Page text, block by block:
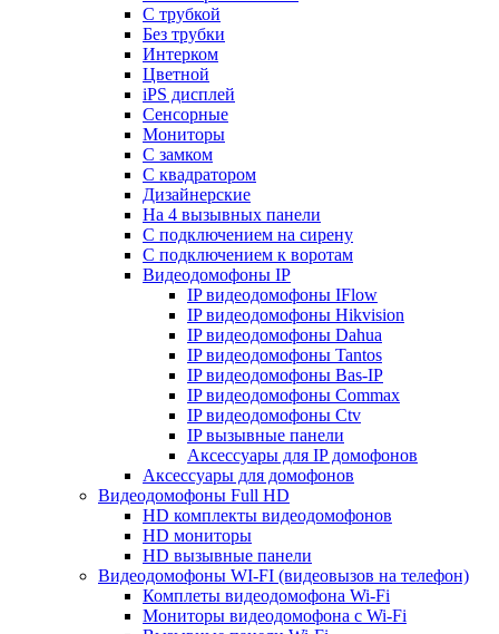
С трубкой
Без трубки
Интерком
Цветной
iPS дисплей
Сенсорные
Мониторы
С замком
C квадратором
Дизайнерские
На 4 вызывных панели
С подключением на сирену
С подключением к воротам
Видеодомофоны IP
IP видеодомофоны IFlow
IP видеодомофоны Hikvision
IP видеодомофоны Dahua
IP видеодомофоны Tantos
IP видеодомофоны Bas-IP
IP видеодомофоны Commax
IP видеодомофоны Ctv
IP вызывные панели
Аксессуары для IP домофонов
Аксессуары для домофонов
Видеодомофоны Full HD
HD комплекты видеодомофонов
HD мониторы
HD вызывные панели
Видеодомофоны WI-FI (видеовызов на телефон)
Комплеты видеодомофона Wi-Fi
Мониторы видеодомофона с Wi-Fi